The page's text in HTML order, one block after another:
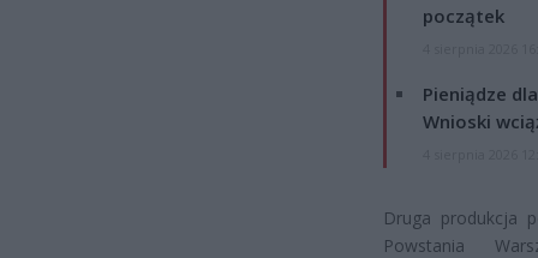
początek
Pieniądze
Wnioski
Druga produkcja
Powstania